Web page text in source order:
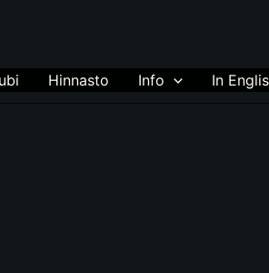
Hinnasto Info In